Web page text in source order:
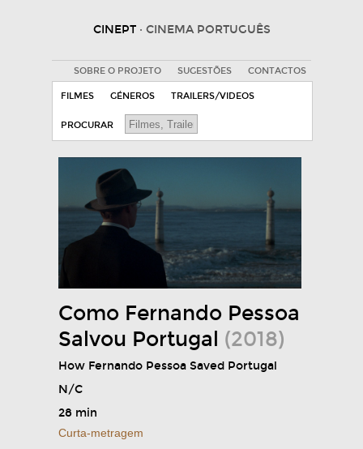
CINEPT · CINEMA PORTUGUÊS
SOBRE O PROJETO SUGESTÕES CONTACTOS
FILMES GÉNEROS TRAILERS/VIDEOS
PROCURAR
Como Fernando Pessoa
Salvou Portugal (2018)
How Fernando Pessoa Saved Portugal
N/C
28 min
Curta-metragem